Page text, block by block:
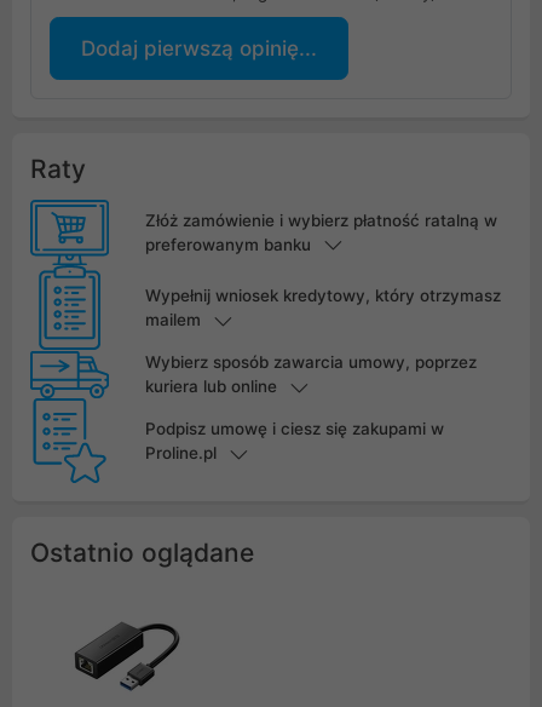
Dodaj pierwszą opinię...
Raty
Złóż zamówienie i wybierz płatność ratalną w
preferowanym banku
Wypełnij wniosek kredytowy, który otrzymasz
mailem
Wybierz sposób zawarcia umowy, poprzez
kuriera lub online
Podpisz umowę i ciesz się zakupami w
Proline.pl
Ostatnio oglądane